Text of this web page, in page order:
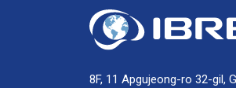
8F, 11 Apgujeong-ro 32-gil,